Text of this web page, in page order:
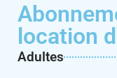
location
Adultes